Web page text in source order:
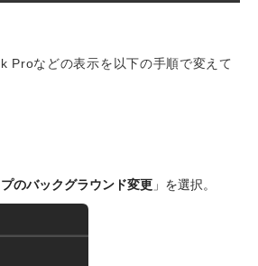
Proなどの表示を以下の手順で変えて
のバックグラウンド変更」を選択。